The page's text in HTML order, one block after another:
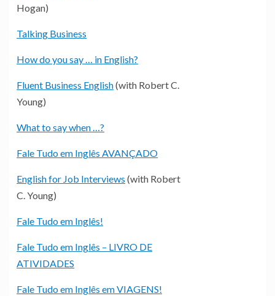
Hogan)
Talking Business
How do you say … in English?
Fluent Business English(with Robert C.
Young)
What to say when …?
Fale Tudo em Inglês AVANÇADO
English for Job Interviews (with Robert
C. Young)
Fale Tudo em Inglês!
Fale Tudo em Inglês – LIVRO DE
ATIVIDADES
Fale Tudo em Inglês em VIAGENS!